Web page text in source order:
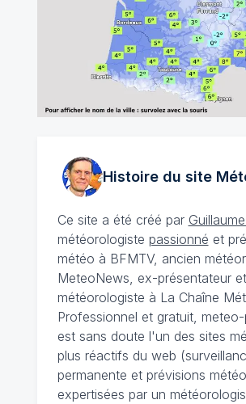
Histoire du site
Ce site a été créé par
météorologiste passionné et
météo à BFMTV, ancien
MeteoNews, ex-présentateur et
météorologiste à La Chaîne
Professionnel et gratuit,
est sans doute l'un des sites
plus réactifs du web
permanente et prévisions météo
expertisées par un